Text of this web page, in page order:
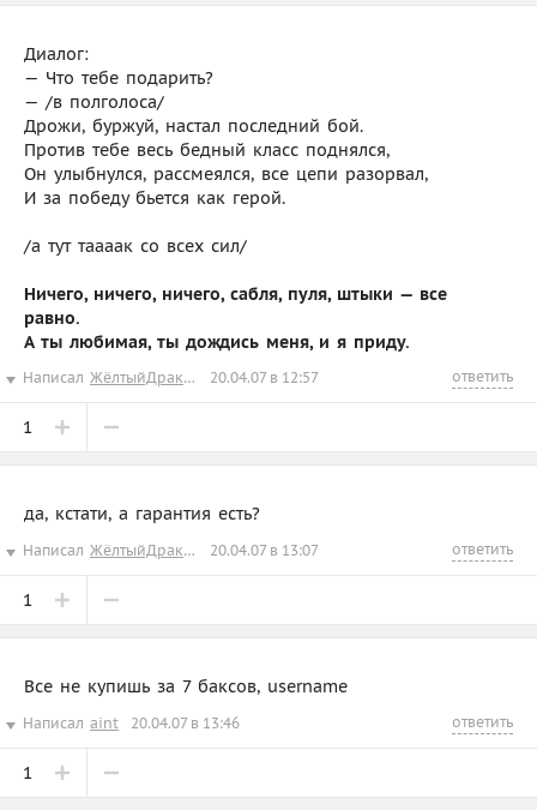
Диалог:
— Что тебе подарить?
— /в полголоса/
Дрожи, буржуй, настал последний бой.
Против тебе весь бедный класс поднялся,
Он улыбнулся, рассмеялся, все цепи разорвал,
И за победу бьется как герой.
/а тут таааак со всех сил/
Ничего, ничего, ничего, сабля, пуля, штыки — все
равно.
А ты любимая, ты дождись меня, и я приду.
Написал ЖёлтыйДракончикД 20.04.07 в 12:57 ответить
1
да, кстати, а гарантия есть?
Написал ЖёлтыйДракончикД 20.04.07 в 13:07 ответить
1
Все не купишь за 7 баксов, username
Написал aint 20.04.07 в 13:46 ответить
1